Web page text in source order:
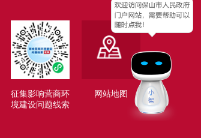
征集影响营商环
境建设问题线索
网站地图